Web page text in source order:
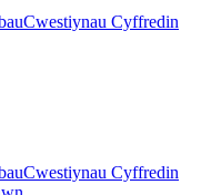
Cwestiynau Cyffredin
Cwestiynau Cyffredin